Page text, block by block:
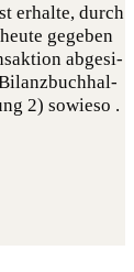
erhal­te, durch
gege­ben
abge­si­
2) sowieso .